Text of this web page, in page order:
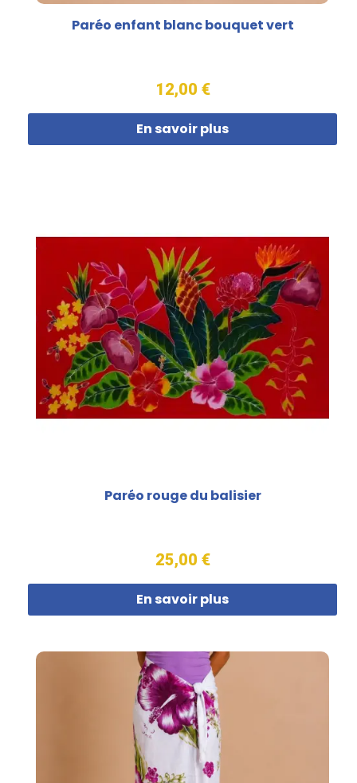
Paréo enfant blanc bouquet vert
12,00 €
En savoir plus
Paréo rouge du balisier
25,00 €
En savoir plus